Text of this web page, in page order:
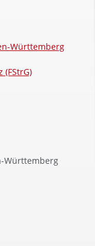
Württemberg
(FStrG)
Württemberg